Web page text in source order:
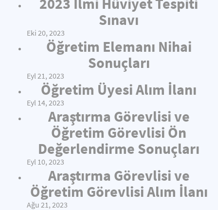
Sınavı
Eki 20, 2023
Öğretim Elemanı Nihai
Sonuçları
Eyl 21, 2023
Öğretim Üyesi Alım İlanı
Eyl 14, 2023
Araştırma Görevlisi ve
Öğretim Görevlisi Ön
Değerlendirme Sonuçları
Eyl 10, 2023
Araştırma Görevlisi ve
Öğretim Görevlisi Alım İlanı
Ağu 21, 2023